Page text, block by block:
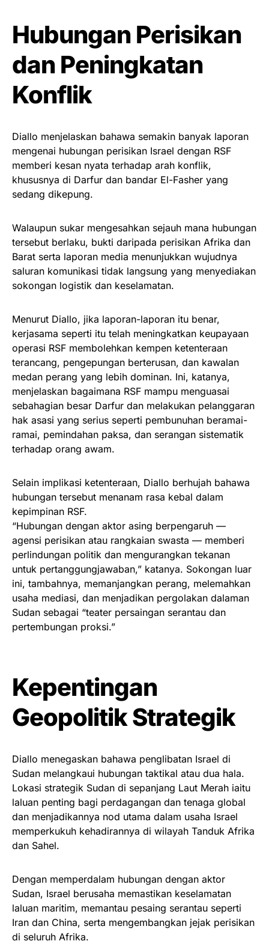
Hubungan Perisikan
dan Peningkatan
Konflik
Diallo menjelaskan bahawa semakin banyak laporan
mengenai hubungan perisikan Israel dengan RSF
memberi kesan nyata terhadap arah konflik,
khususnya di Darfur dan bandar El-Fasher yang
sedang dikepung.
Walaupun sukar mengesahkan sejauh mana hubungan
tersebut berlaku, bukti daripada perisikan Afrika dan
Barat serta laporan media menunjukkan wujudnya
saluran komunikasi tidak langsung yang menyediakan
sokongan logistik dan keselamatan.
Menurut Diallo, jika laporan-laporan itu benar,
kerjasama seperti itu telah meningkatkan keupayaan
operasi RSF membolehkan kempen ketenteraan
terancang, pengepungan berterusan, dan kawalan
medan perang yang lebih dominan. Ini, katanya,
menjelaskan bagaimana RSF mampu menguasai
sebahagian besar Darfur dan melakukan pelanggaran
hak asasi yang serius seperti pembunuhan beramai-
ramai, pemindahan paksa, dan serangan sistematik
terhadap orang awam.
Selain implikasi ketenteraan, Diallo berhujah bahawa
hubungan tersebut menanam rasa kebal dalam
kepimpinan RSF.
“Hubungan dengan aktor asing berpengaruh —
agensi perisikan atau rangkaian swasta — memberi
perlindungan politik dan mengurangkan tekanan
untuk pertanggungjawaban,” katanya. Sokongan luar
ini, tambahnya, memanjangkan perang, melemahkan
usaha mediasi, dan menjadikan pergolakan dalaman
Sudan sebagai “teater persaingan serantau dan
pertembungan proksi.”
Kepentingan
Geopolitik Strategik
Diallo menegaskan bahawa penglibatan Israel di
Sudan melangkaui hubungan taktikal atau dua hala.
Lokasi strategik Sudan di sepanjang Laut Merah iaitu
laluan penting bagi perdagangan dan tenaga global
dan menjadikannya nod utama dalam usaha Israel
memperkukuh kehadirannya di wilayah Tanduk Afrika
dan Sahel.
Dengan memperdalam hubungan dengan aktor
Sudan, Israel berusaha memastikan keselamatan
laluan maritim, memantau pesaing serantau seperti
Iran dan China, serta mengembangkan jejak perisikan
di seluruh Afrika.